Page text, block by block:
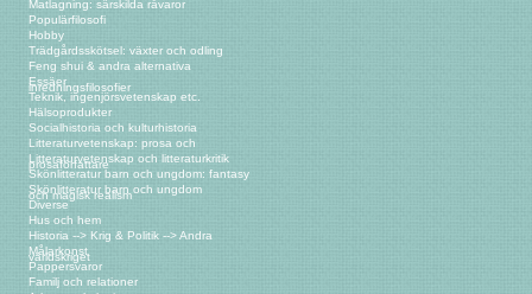
Matlagning: särskilda råvaror
Populärfilosofi
Hobby
Trädgårdsskötsel: växter och odling
Feng shui & andra alternativa
inredningsfilosofier
Essäer
Teknik, ingenjörsvetenskap etc.
Hälsoprodukter
Socialhistoria och kulturhistoria
Litteraturvetenskap: prosa och
prosaförfattare
Litteraturvetenskap och litteraturkritik
Skönlitteratur barn och ungdom: fantasy
och magisk realism
Skönlitteratur barn och ungdom
Diverse
Hus och hem
Historia --> Krig & Politik --> Andra
världskriget
Målarkonst
Pappersvaror
Familj och relationer